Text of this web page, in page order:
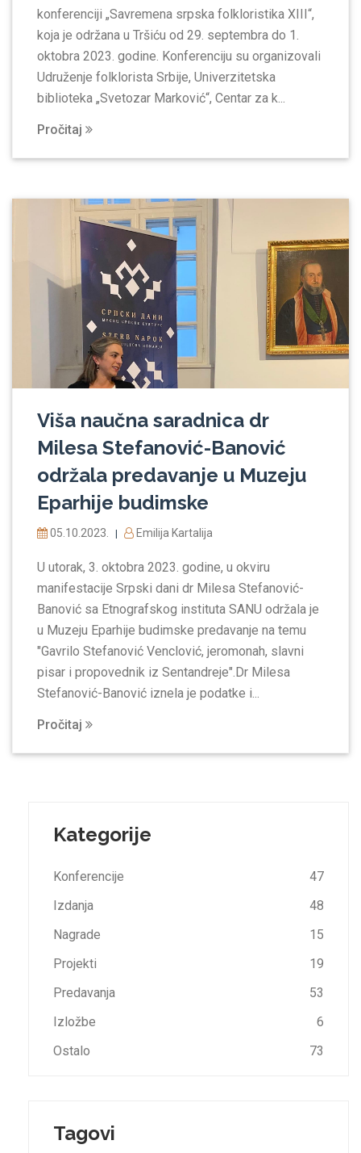
konferenciji „Savremena srpska folkloristika XIII“,
koja je održana u Tršiću od 29. septembra do 1.
oktobra 2023. godine. Konferenciju su organizovali
Udruženje folklorista Srbije, Univerzitetska
biblioteka „Svetozar Marković“, Centar za k...
Pročitaj
Viša naučna saradnica dr
Milesa Stefanović-Banović
održala predavanje u Muzeju
Eparhije budimske
05.10.2023. | Emilija Kartalija
U utorak, 3. oktobra 2023. godine, u okviru
manifestacije Srpski dani dr Milesa Stefanović-
Banović sa Etnografskog instituta SANU održala je
u Muzeju Eparhije budimske predavanje na temu
"Gavrilo Stefanović Venclović, jeromonah, slavni
pisar i propovednik iz Sentandreje".Dr Milesa
Stefanović-Banović iznela je podatke i...
Pročitaj
Kategorije
Konferencije
47
Izdanja
48
Nagrade
15
Projekti
19
Predavanja
53
Izložbe
6
Ostalo
73
Tagovi